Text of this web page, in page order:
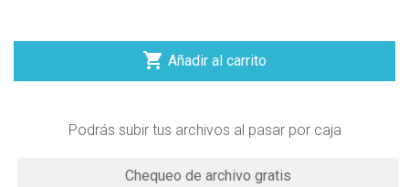
 Añadir al carrito
Podrás subir tus archivos al pasar por caja
Chequeo de archivo gratis